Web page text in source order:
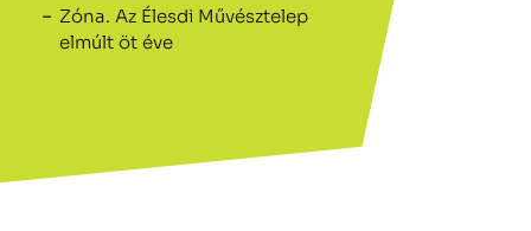
Zóna. Az Élesdi Művésztelep
elmúlt öt éve